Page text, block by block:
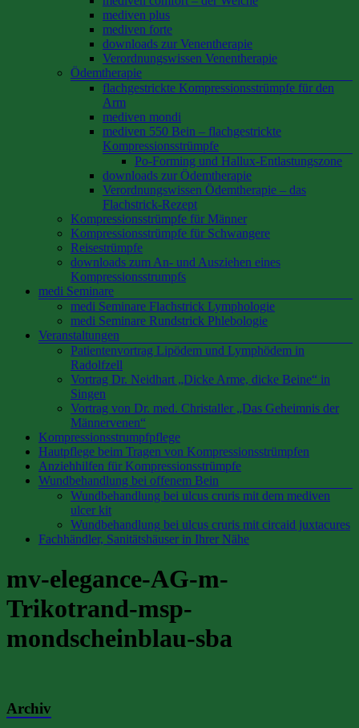
mediven plus
mediven forte
downloads zur Venentherapie
Verordnungswissen Venentherapie
Ödemtherapie
flachgestrickte Kompressionsstrümpfe für den
Arm
mediven mondi
mediven 550 Bein – flachgestrickte
Kompressionsstrümpfe
Po-Forming und Hallux-Entlastungszone
downloads zur Ödemtherapie
Verordnungswissen Ödemtherapie – das
Flachstrick-Rezept
Kompressionsstrümpfe für Männer
Kompressionsstrümpfe für Schwangere
Reisestrümpfe
downloads zum An- und Ausziehen eines
Kompressionsstrumpfs
medi Seminare
medi Seminare Flachstrick Lymphologie
medi Seminare Rundstrick Phlebologie
Veranstaltungen
Patientenvortrag Lipödem und Lymphödem in
Radolfzell
Vortrag Dr. Neidhart „Dicke Arme, dicke Beine“ in
Singen
Vortrag von Dr. med. Christaller „Das Geheimnis der
Männervenen“
Kompressionsstrumpfpflege
Hautpflege beim Tragen von Kompressionsstrümpfen
Anziehhilfen für Kompressionsstrümpfe
Wundbehandlung bei offenem Bein
Wundbehandlung bei ulcus cruris mit dem mediven
ulcer kit
Wundbehandlung bei ulcus cruris mit circaid juxtacures
Fachhändler, Sanitätshäuser in Ihrer Nähe
mv-elegance-AG-m-
Trikotrand-msp-
mondscheinblau-sba
Archiv